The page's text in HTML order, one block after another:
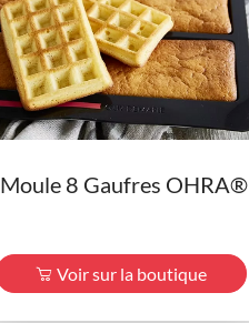
Moule 8 Gaufres OHRA®
Voir sur la boutique